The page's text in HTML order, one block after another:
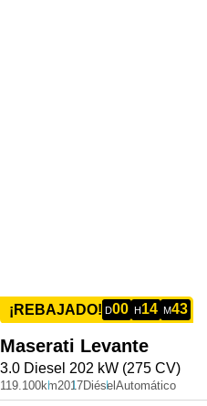
¡REBAJADO! D00 H 14 M43
Maserati Levante
3.0 Diesel 202 kW (275 CV)
119.100km2017Diésel Automático